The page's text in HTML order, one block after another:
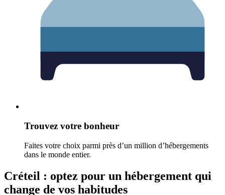
Trouvez votre bonheur
Faites votre choix parmi près d’un million d’hébergements
dans le monde entier.
Créteil : optez pour un hébergement qui
change de vos habitudes